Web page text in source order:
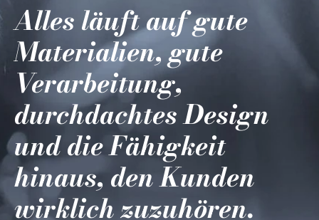
Alles läuft auf gute
Materialien, gute
Verarbeitung,
durchdachtes Design
und die Fähigkeit
hinaus, den Kunden
wirklich zuzuhören.